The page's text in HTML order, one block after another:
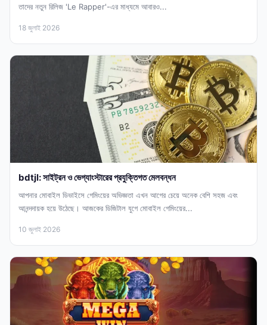
তাদের নতুন রিলিজ 'Le Rapper'-এর মাধ্যমে আবারও...
18 জুলাই 2026
bdtjl: সাইট্রন ও ভেগ্যাংস্টারের প্রযুক্তিগত মেলবন্ধন
আপনার মোবাইল ডিভাইসে গেমিংয়ের অভিজ্ঞতা এখন আগের চেয়ে অনেক বেশি সহজ এবং
আনন্দদায়ক হয়ে উঠেছে। আজকের ডিজিটাল যুগে মোবাইল গেমিংয়ের...
10 জুলাই 2026